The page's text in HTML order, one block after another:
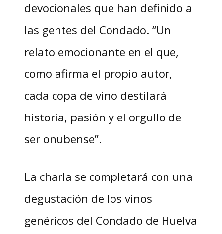
devocionales que han definido a
las gentes del Condado. “Un
relato emocionante en el que,
como afirma el propio autor,
cada copa de vino destilará
historia, pasión y el orgullo de
ser onubense”.
La charla se completará con una
degustación de los vinos
genéricos del Condado de Huelva